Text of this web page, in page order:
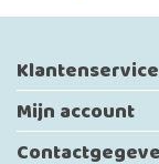
Klantenservice
Mijn account